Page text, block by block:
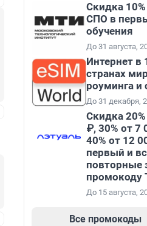
Скидка
СПО в
обучения
До 31 августа,
Интернет в
странах
роуминга и
До 31 декабря,
Скидка
₽, 30% от 7
40% от 12
первый и
повторные
промокоду
До 15 августа,
Все промокоды